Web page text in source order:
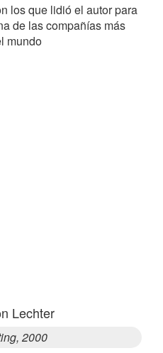
los que lidió el autor para
de las compañías más
mundo
Lechter
2000